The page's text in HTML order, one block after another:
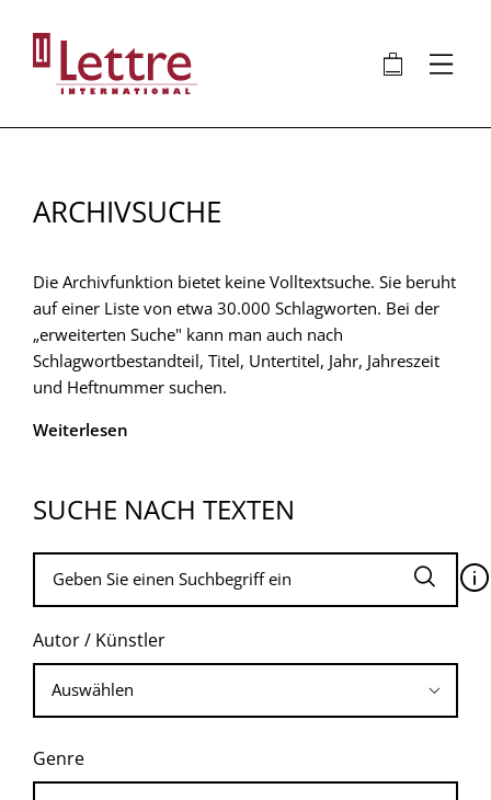
Inhalt
🛍 ⋮
ARCHIVSUCHE
Die Archivfunktion bietet keine Volltextsuche. Sie beruht
auf einer Liste von etwa 30.000 Schlagworten. Bei der
„erweiterten Suche" kann man auch nach
Schlagwortbestandteil, Titel, Untertitel, Jahr, Jahreszeit
und Heftnummer suchen.
Weiterlesen
SUCHE NACH TEXTEN
🛈
Autor / Künstler
Genre